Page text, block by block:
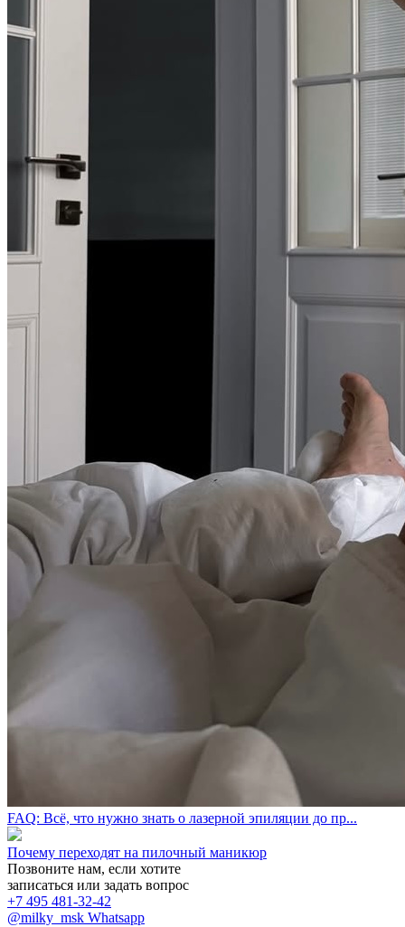
FAQ: Всё, что нужно знать о лазерной эпиляции до пр...
Почему переходят на пилочный маникюр
Позвоните нам, если хотите
записаться или задать вопрос
+7 495 481-32-42
@milky_msk Whatsapp